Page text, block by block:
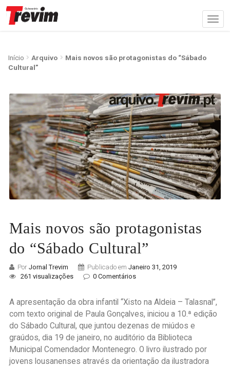
Início Arquivo
Mais novos são protagonistas do “Sábado
Cultural”
Mais novos são protagonistas
do “Sábado Cultural”
Por Jornal Trevim Publicado em Janeiro 31, 2019
261 visualizações
0 Comentários
A apresentação da obra infantil “Xisto na Aldeia – Talasnal”,
com texto original de Paula Gonçalves, iniciou a 10.ª edição
do Sábado Cultural, que juntou dezenas de miúdos e
graúdos, dia 19 de janeiro, no auditório da Biblioteca
Municipal Comendador Montenegro. O livro ilustrado por
jovens lousanenses através da orientação da ilustradora